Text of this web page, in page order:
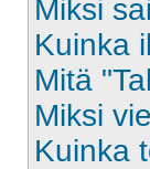
Miksi
Kuinka
Mitä
Miksi
Kuinka